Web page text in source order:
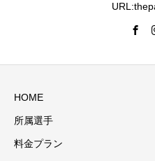
HOME
所属選手
料金プラン